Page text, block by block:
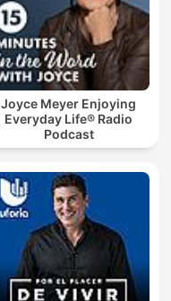
Joyce Meyer Enjoying
Everyday Life® Radio
Podcast